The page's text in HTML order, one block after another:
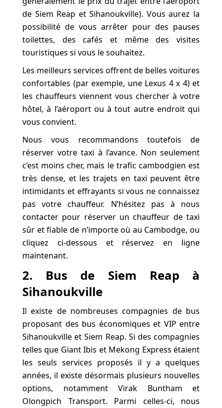
de Siem Reap et Sihanoukville). Vous aurez la
possibilité de vous arrêter pour des pauses
toilettes, des cafés et même des visites
touristiques si vous le souhaitez.
Les meilleurs services offrent de belles voitures
confortables (par exemple, une Lexus 4 x 4) et
les chauffeurs viennent vous chercher à votre
hôtel, à l’aéroport ou à tout autre endroit qui
vous convient.
Nous vous recommandons toutefois de
réserver votre taxi à l’avance. Non seulement
c’est moins cher, mais le trafic cambodgien est
très dense, et les trajets en taxi peuvent être
intimidants et effrayants si vous ne connaissez
pas votre chauffeur. N’hésitez pas à nous
contacter pour réserver un chauffeur de taxi
sûr et fiable de n’importe où au Cambodge, ou
cliquez ci-dessous et réservez en ligne
maintenant.
2. Bus de Siem Reap à
Sihanoukville
Il existe de nombreuses compagnies de bus
proposant des bus économiques et VIP entre
Sihanoukville et Siem Reap. Si des compagnies
telles que Giant Ibis et Mekong Express étaient
les seuls services proposés il y a quelques
années, il existe désormais plusieurs nouvelles
options, notamment Virak Buntham et
Olongpich Transport. Parmi celles-ci, nous